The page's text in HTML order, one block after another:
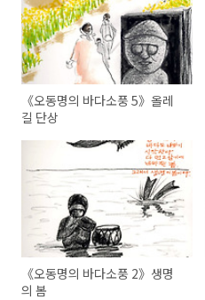
《오동명의 바다소풍 5》올레
길 단상
《오동명의 바다소풍 2》생명
의 봄